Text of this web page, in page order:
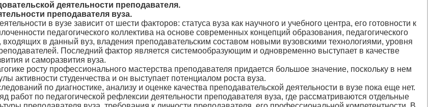
деятельности преподавателя.
преподавателя вуза.
в вузе зависит от шести факторов: статуса вуза как научного и учебного центра, его готовности к
педагогического коллектива на основе современных концепций образования, педагогического
входящих в данный вуз, владения преподавательским составом новыми вузовскими технологиями, уровня
Последний фактор является системообразующим и одновременно выступает в качестве
и саморазвития вуза.
росту профессионального мастерства преподавателя придается большое значение, поскольку в нем
активности студенчества и он выступает потенциалом роста вуза.
по диагностике, анализу и оценке качества преподавательской деятельности в вузе пока еще нет.
работ по педагогической рефлексии деятельности преподавателя вуза, где рассматриваются отдельные